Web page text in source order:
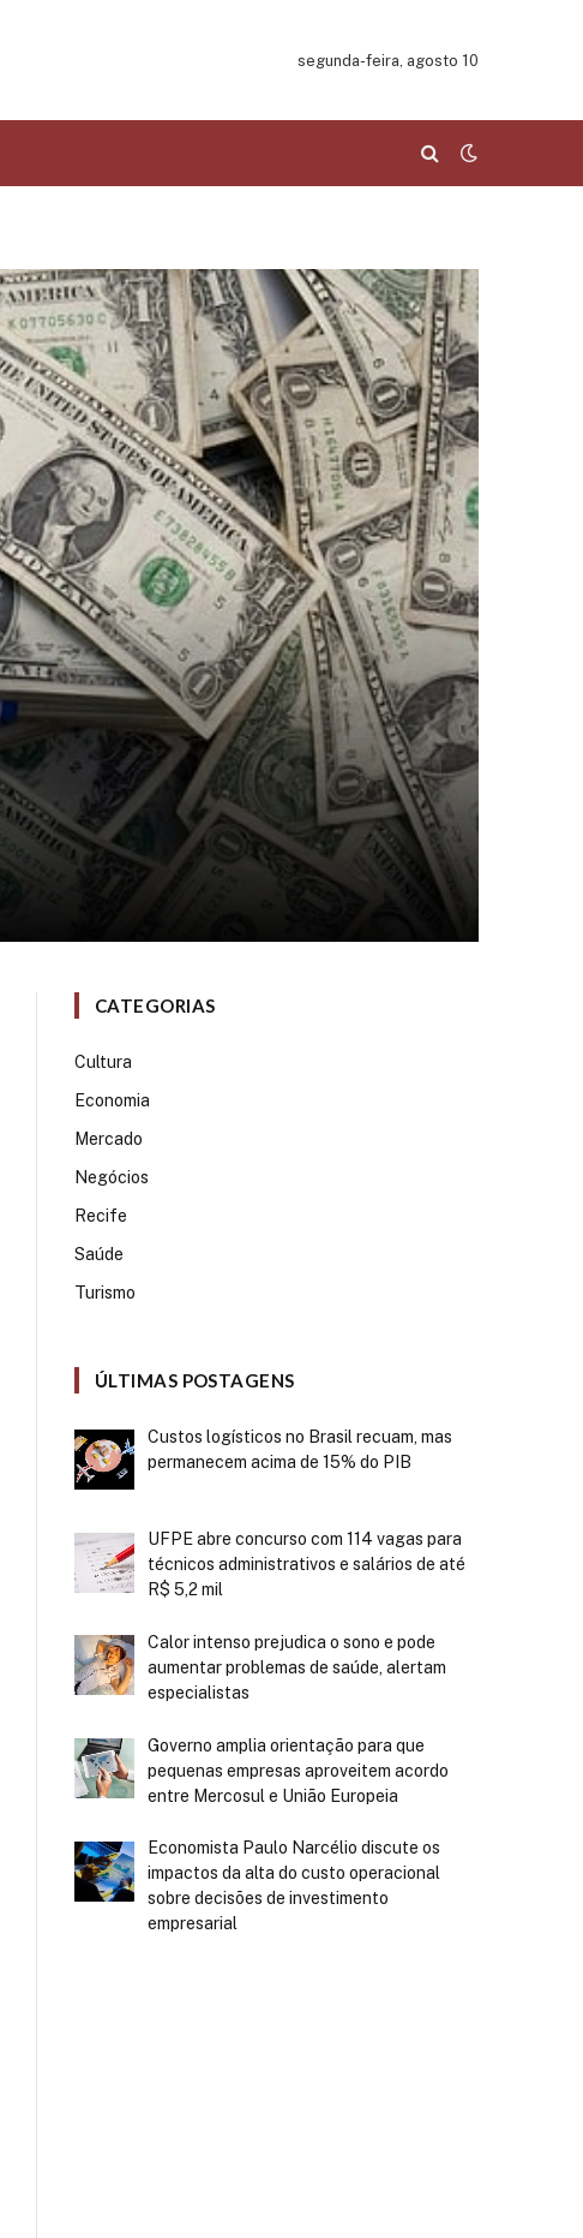
segunda-feira, agosto 10
CATEGORIAS
Cultura
Economia
Mercado
Negócios
Recife
Saúde
Turismo
ÚLTIMAS POSTAGENS
Custos logísticos no Brasil recuam, mas
permanecem acima de 15% do PIB
UFPE abre concurso com 114 vagas para
técnicos administrativos e salários de até
R$ 5,2 mil
Calor intenso prejudica o sono e pode
aumentar problemas de saúde, alertam
especialistas
Governo amplia orientação para que
pequenas empresas aproveitem acordo
entre Mercosul e União Europeia
Economista Paulo Narcélio discute os
impactos da alta do custo operacional
sobre decisões de investimento
empresarial